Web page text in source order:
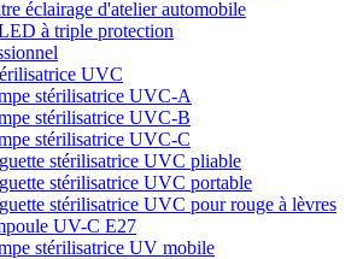
éclairage d'atelier automobile
à triple protection
UVC
stérilisatrice UVC-A
stérilisatrice UVC-B
stérilisatrice UVC-C
stérilisatrice UVC pliable
stérilisatrice UVC portable
stérilisatrice UVC pour rouge à lèvres
UV-C E27
stérilisatrice UV mobile